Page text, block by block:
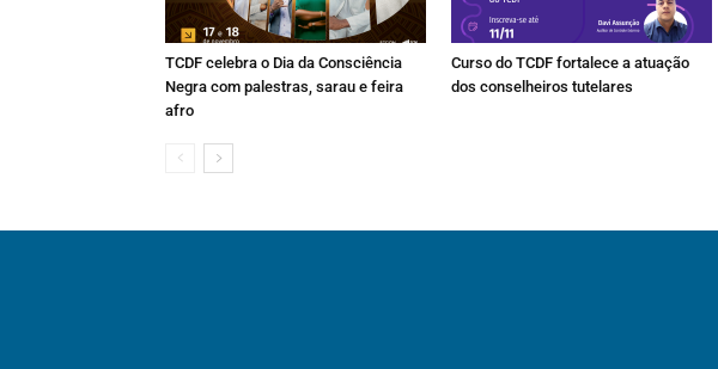
TCDF celebra o Dia da Consciência
Negra com palestras, sarau e feira
afro
Curso do TCDF fortalece a atuação
dos conselheiros tutelares